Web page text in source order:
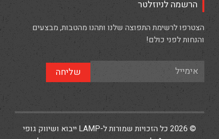
הרשמה לניוזלטר
הצטרפו לרשימת התפוצה שלנו ותהנו מהטבות, מבצעים
והנחות לפני כולם!
שליחה
© 2026 כל הזכויות שמורות ל-LAMP ייבוא ושיווק גופי